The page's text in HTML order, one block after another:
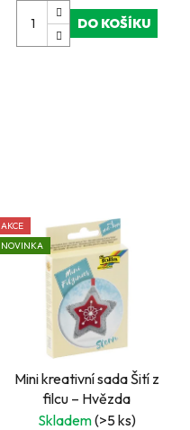
DO KOŠÍKU
AKCE
NOVINKA
Mini kreativní sada Šití z
filcu – Hvězda
Skladem(>5 ks)